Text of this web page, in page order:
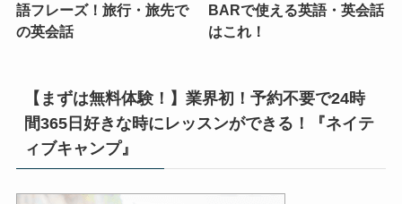
語フレーズ！旅行・旅先で
の英会話
BARで使える英語・英会話
はこれ！
【まずは無料体験！】業界初！予約不要で24時
間365日好きな時にレッスンができる！『ネイテ
ィブキャンプ』